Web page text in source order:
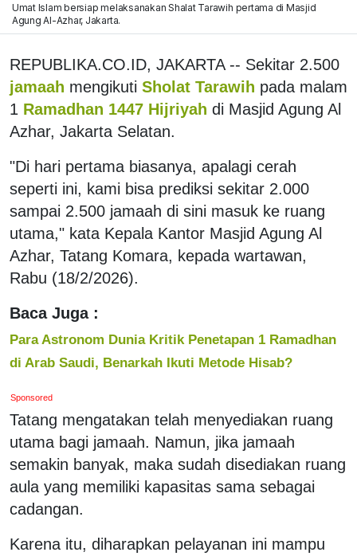
Umat Islam bersiap melaksanakan Shalat Tarawih pertama di Masjid
Agung Al-Azhar, Jakarta.
REPUBLIKA.CO.ID, JAKARTA -- Sekitar 2.500
jamaah mengikuti Sholat Tarawih pada malam
1 Ramadhan 1447 Hijriyah di Masjid Agung Al
Azhar, Jakarta Selatan.
"Di hari pertama biasanya, apalagi cerah
seperti ini, kami bisa prediksi sekitar 2.000
sampai 2.500 jamaah di sini masuk ke ruang
utama," kata Kepala Kantor Masjid Agung Al
Azhar, Tatang Komara, kepada wartawan,
Rabu (18/2/2026).
Baca Juga :
Para Astronom Dunia Kritik Penetapan 1 Ramadhan
di Arab Saudi, Benarkah Ikuti Metode Hisab?
Sponsored
Tatang mengatakan telah menyediakan ruang
utama bagi jamaah. Namun, jika jamaah
semakin banyak, maka sudah disediakan ruang
aula yang memiliki kapasitas sama sebagai
cadangan.
Karena itu, diharapkan pelayanan ini mampu